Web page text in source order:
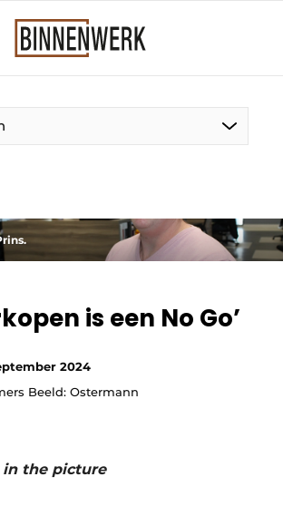
| Hét magazine voor de
aanmelden
statement
is een No Go’
2024
Beeld: Ostermann
the picture